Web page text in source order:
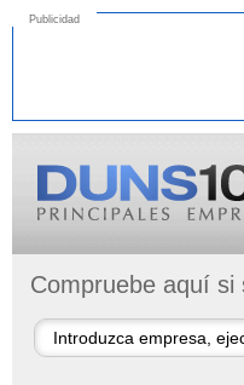
Publicidad
Compruebe aquí si